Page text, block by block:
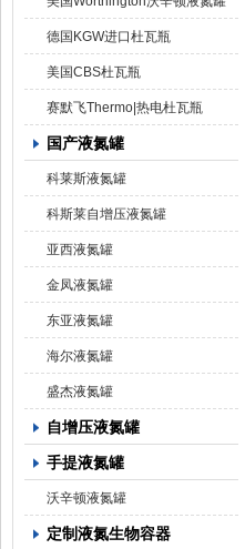
德国KGW进口杜瓦瓶
美国CBS杜瓦瓶
赛默飞Thermo|热电杜瓦瓶
国产液氮罐
科莱斯液氮罐
科斯莱自增压液氮罐
亚西液氮罐
金凤液氮罐
东亚液氮罐
海尔液氮罐
盛杰液氮罐
自增压液氮罐
手提液氮罐
沃辛顿液氮罐
定制液氮生物容器